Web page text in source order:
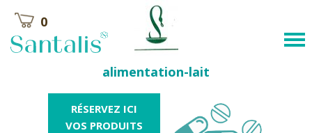
0
alimentation-lait
RÉSERVEZ ICI
VOS PRODUITS